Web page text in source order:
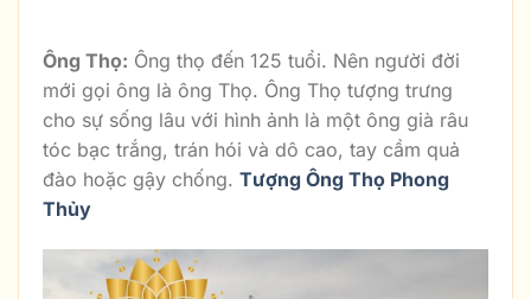
Ông Thọ: Ông thọ đến 125 tuổi. Nên người đời
mới gọi ông là ông Thọ. Ông Thọ tượng trưng
cho sự sống lâu với hình ảnh là một ông già râu
tóc bạc trắng, trán hói và dô cao, tay cầm quả
đào hoặc gậy chống. Tượng Ông Thọ Phong
Thủy